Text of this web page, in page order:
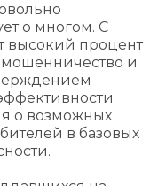
о многом. С
высокий процент
и
о возможных
в базовых